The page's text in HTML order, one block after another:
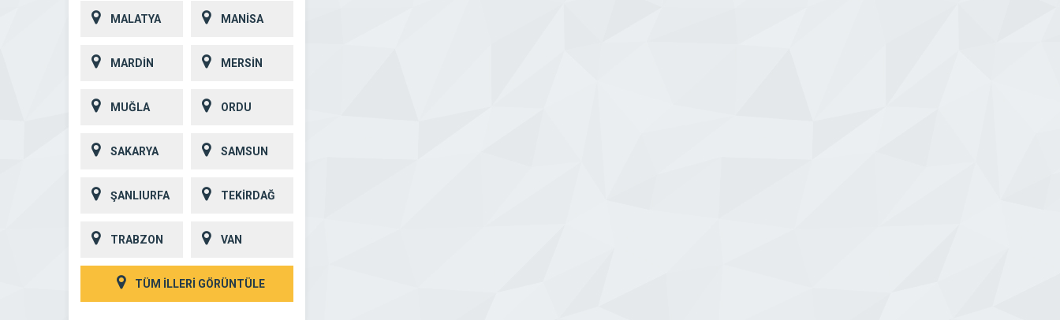
MALATYA MANİSA
MARDİN MERSİN
MUĞLA ORDU
SAKARYA SAMSUN
ŞANLIURFA TEKİRDAĞ
TRABZON VAN
TÜM İLLERİ GÖRÜNTÜLE